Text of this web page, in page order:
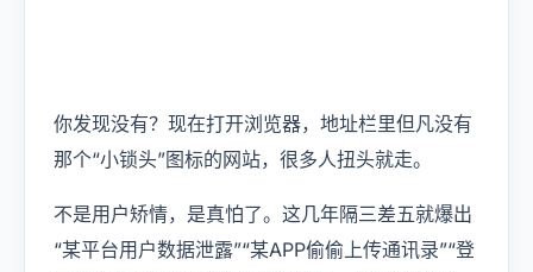
Login Register
你发现没有？现在打开浏览器，地址栏里但凡没有
那个“小锁头”图标的网站，很多人扭头就走。
不是用户矫情，是真怕了。这几年隔三差五就爆出
“某平台用户数据泄露”“某APP偷偷上传通讯录”“登